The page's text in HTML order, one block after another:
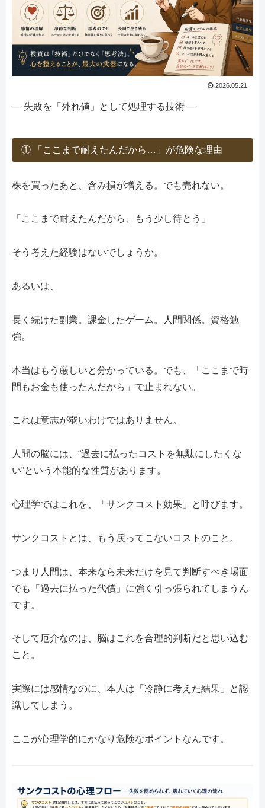
2026.05.21
― 失敗を「外れ値」として処理する技術 ―
① 「ここまで耐えたんだから…」が危険な理由
株を買ったあと、含み損が増える。でも売れない。
「ここまで耐えたんだから、もう少し待とう」
そう考えた経験はないでしょうか。
あるいは、
長く続けた副業。課金したゲーム。人間関係。資格勉
強。
本当はもう厳しいと分かっている。でも、「ここまで時
間もお金も使ったんだから」で止まれない。
これは意志が弱いわけではありません。
人間の脳には、“過去に払ったコストを無駄にしたくな
い”という本能的な性質があります。
心理学ではこれを、「サンクコスト効果」と呼びます。
サンクコストとは、もう戻ってこないコストのこと。
つまり人間は、本来なら未来だけを見て判断すべき場面
でも「過去に払った代償」に強く引っ張られてしまうん
です。
そして厄介なのは、脳はこれを合理的判断だと思い込む
こと。
実際には感情なのに、本人は「冷静に考えた結果」と認
識してしまう。
ここが心理学的にかなり危険なポイントなんです。